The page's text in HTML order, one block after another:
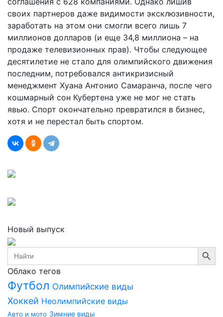
своих партнеров даже видимости эксклюзивности,
заработать на этом они смогли всего лишь 7
миллионов долларов (и еще 34,8 миллиона – на
продаже телевизионных прав). Чтобы следующее
десятилетие не стало для олимпийского движения
последним, потребовался антикризисный
менеджмент Хуана Антонио Самаранча, после чего
кошмарный сон Кубертена уже не мог не стать
явью. Спорт окончательно превратился в бизнес,
хотя и не перестал быть спортом.
Новый выпуск
Search
for:
Search Button
Облако тегов
Футбол Олимпийские виды
Хоккей Неолимпийские виды
Авто и мото Зимние виды